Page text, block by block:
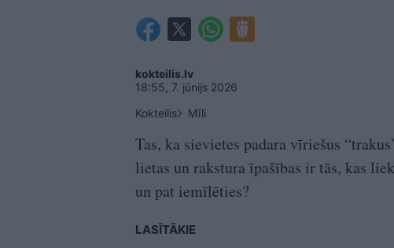
kokteilis.lv
18:55, 7. jūnijs 2026
Kokteilis
Mīli
Tas, ka sievietes padara vīriešus
lietas un rakstura īpašības ir tās, kas
un pat iemīlēties?
LASĪTĀKIE